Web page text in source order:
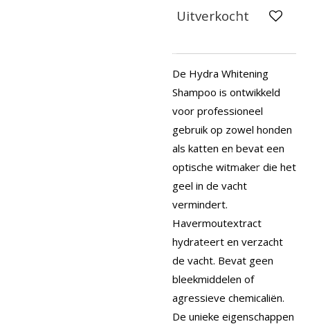
Uitverkocht
De Hydra Whitening
Shampoo is ontwikkeld
voor professioneel
gebruik op zowel honden
als katten en bevat een
optische witmaker die het
geel in de vacht
vermindert.
Havermoutextract
hydrateert en verzacht
de vacht. Bevat geen
bleekmiddelen of
agressieve chemicaliën.
De unieke eigenschappen